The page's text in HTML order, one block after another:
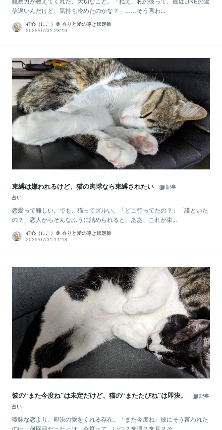
信遅いんだけど、気持ち冷めたのかな？」……そう言わ...
虹心（にこ）＠ 香りと愛の導き鑑定師
2025/07/31 23:10
束縛は嫌われるけど、猫の肉球なら束縛されたい
記事
占い
恋愛って難しい。でも、猫ってズルい。「どこ行ってたの？」「誰といた
の？」恋人からそんなふうに詰められると、ああ、これが束...
虹心（にこ）＠ 香りと愛の導き鑑定師
2025/07/31 11:48
彼の“また今度ね”は未定だけど、猫の“またたびね”は即決。
記事
占い
曖昧な恋より、即決の愛をくれる存在。「また今度ね」彼にそう言われた
のは、何回目だったっけ。今度って、いつ？来週？来月？そ...